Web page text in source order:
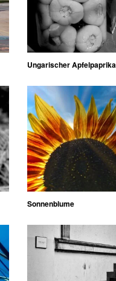
Ungarischer Apfelpaprika
Sonnenblume